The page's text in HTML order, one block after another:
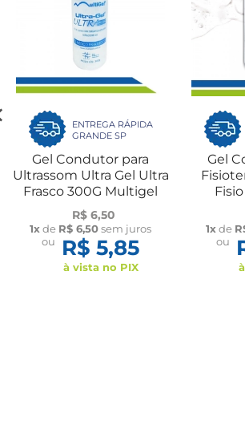
ENTREGA RÁPIDA
GRANDE SP
Gel Condutor para
Ultrassom Ultra Gel Ultra
Frasco 300G Multigel
R$ 6,50
1xde R$ 6,50sem juros
ou
R$ 5,85
à vista no PIX
Gel
Fisio
1xde
ou